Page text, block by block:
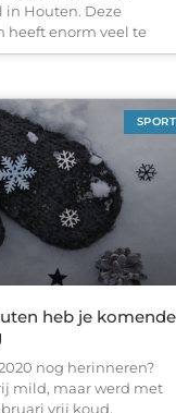
in Houten. Deze
heeft enorm veel te
SPORT
heb je komende
nog herinneren?
mild, maar werd met
vrij koud.